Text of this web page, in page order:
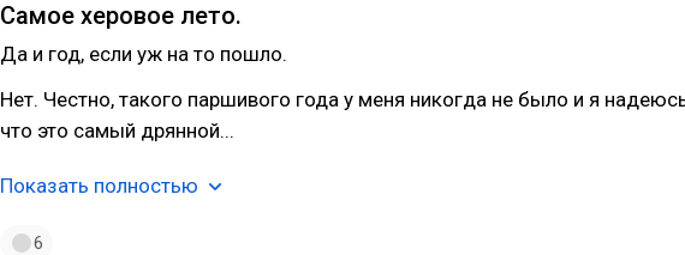
Самое херовое лето.
Да и год, если уж на то пошло.
Нет. Честно, такого паршивого года у меня никогда не было и я
что это самый дрянной...
Показать полностью
6